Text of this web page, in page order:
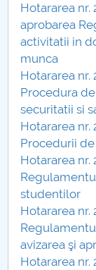
Centrul de
Chestionar
CAR2026
MENIU
Hotarari
Hotarari
Hotărâri
Hotărâri
Hotararea nr.
aprobarea
activitatii in
munca
Hotararea nr.
Procedura
securitatii si
Hotararea nr.
Procedurii
Hotararea nr.
studentilor
Hotararea nr.
avizarea şi
Hotararea nr.